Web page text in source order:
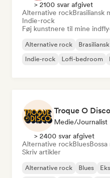
> 2100 svar afgivet
Alternative rockBrasiliansk
Indie-rock
Føj kunstnere til mine
Alternative rock
Indie-rock
Lofi-bedroom
Troque O Disco
Medie/journalist
> 2400 svar afgivet
Alternative rockBluesBossa
Skriv artikler
Alternative rock Blues